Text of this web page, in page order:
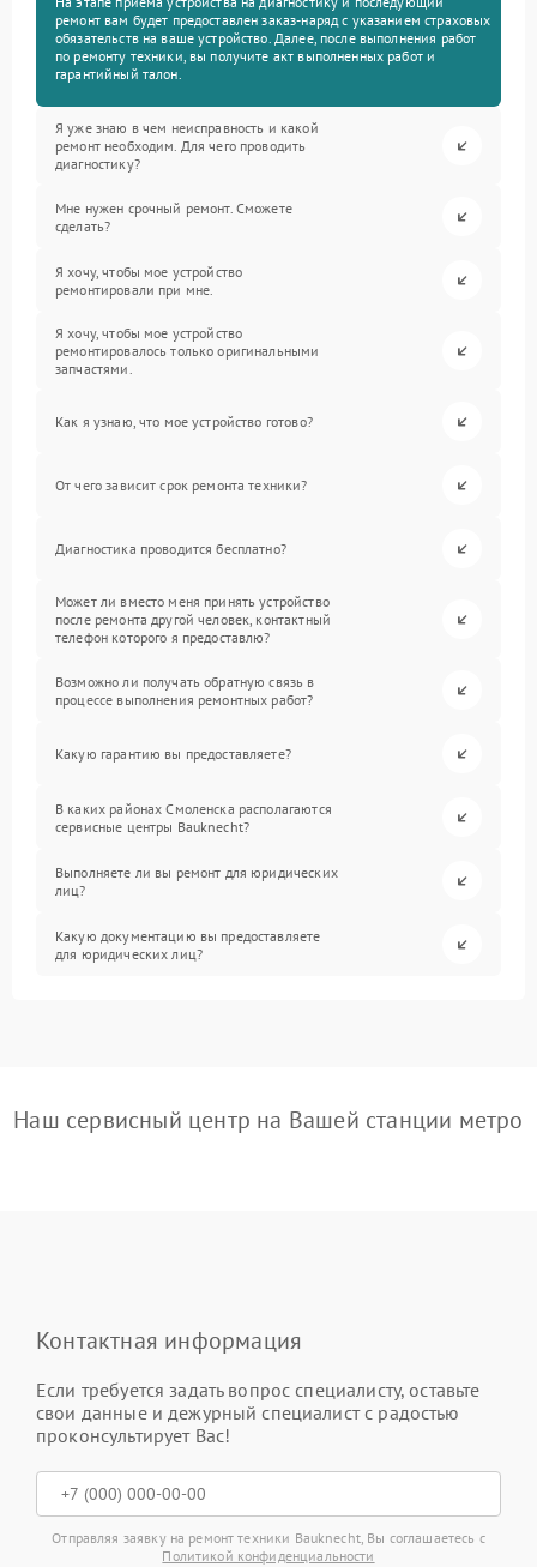
ремонт вам будет предоставлен заказ-наряд с указанием страховых
обязательств на ваше устройство. Далее, после выполнения работ
по ремонту техники, вы получите акт выполненных работ и
гарантийный талон.
Я уже знаю в чем неисправность и какой
ремонт необходим. Для чего проводить
диагностику?
Мне нужен срочный ремонт. Сможете
сделать?
Я хочу, чтобы мое устройство
ремонтировали при мне.
Я хочу, чтобы мое устройство
ремонтировалось только оригинальными
запчастями.
Как я узнаю, что мое устройство готово?
От чего зависит срок ремонта техники?
Диагностика проводится бесплатно?
Может ли вместо меня принять устройство
после ремонта другой человек, контактный
телефон которого я предоставлю?
Возможно ли получать обратную связь в
процессе выполнения ремонтных работ?
Какую гарантию вы предоставляете?
В каких районах Смоленска располагаются
сервисные центры Bauknecht?
Выполняете ли вы ремонт для юридических
лиц?
Какую документацию вы предоставляете
для юридических лиц?
Наш сервисный центр на Вашей станции метро
Контактная информация
Если требуется задать вопрос специалисту, оставьте
свои данные и дежурный специалист с радостью
проконсультирует Вас!
Отправляя заявку на ремонт техники Bauknecht, Вы соглашаетесь с
Политикой конфиденциальности